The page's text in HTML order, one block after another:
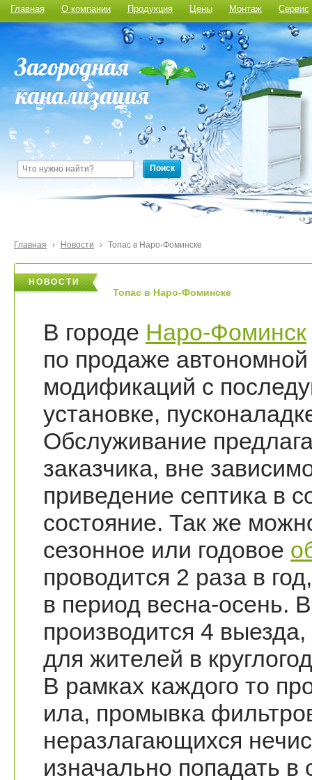
Главная О компании Продукция Цены Монтаж Сервис
Поиск
Главная › Новости › Топас в Наро-Фоминске
НОВОСТИ
НОВОСТИ
Топас в Наро-Фоминске
В городе Наро-Фоминск
по продаже
модификаций с
установке,
Обслуживание
заказчика, вне
приведение септика в
состояние. Так же
сезонное или годовое
проводится 2 раза в
в период весна-осень.
производится 4
для жителей в
В рамках каждого то
ила, промывка
неразлагающихся
изначально попадать